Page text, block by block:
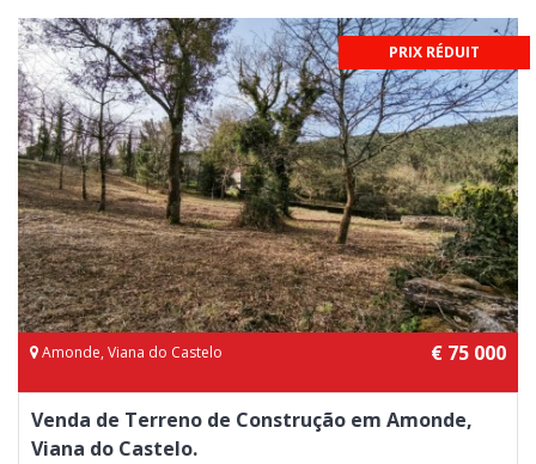
PRIX RÉDUIT
Amonde, Viana do Castelo € 75 000
Venda de Terreno de Construção em Amonde,
Viana do Castelo.